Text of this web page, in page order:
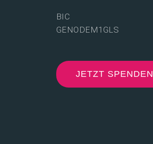
BIC
GENODEM1GLS
JETZT SPENDEN